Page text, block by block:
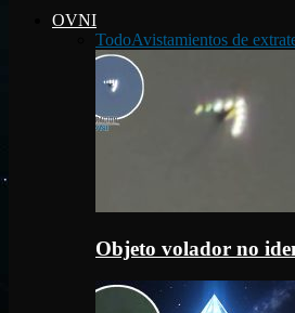
OVNI
TodoAvistamientos de
Objeto volador no